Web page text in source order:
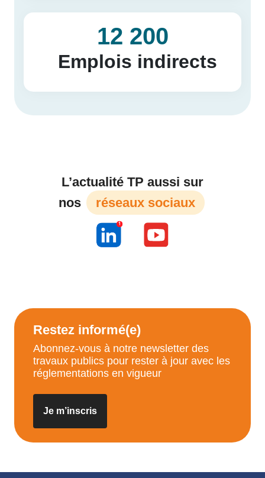
12 200
Emplois indirects
L’actualité TP aussi sur
nos
réseaux sociaux
Restez informé(e)
Abonnez-vous à notre newsletter des
travaux publics pour rester à jour avec les
réglementations en vigueur
Je m’inscris